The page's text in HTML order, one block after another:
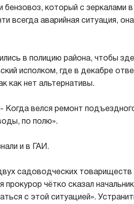
который с зеркалами
всегда аварийная ситуация,
в полицию района, чтобы
исполком, где в декабре
как нет альтернативы.
Когда велся ремонт
по полю».
и в ГАИ.
садоводческих товариществ
чётко сказал
с этой ситуацией».